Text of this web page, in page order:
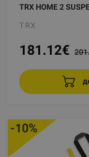
TRX HOME 2
TRX
181.12€
-10%